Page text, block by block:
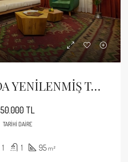
BEYOĞLU’NDA YENİLENMİŞ TARİHİ BİNADA 2+1 EŞYALI TASARIM DAİRE
50.000 TL
TARIHI DAIRE
1 1 95 m²